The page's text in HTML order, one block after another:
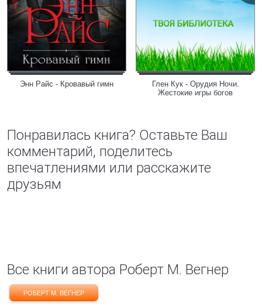
Энн Райс - Кровавый гимн
Глен Кук - Орудия Ночи.
Жестокие игры богов
Понравилась книга? Оставьте Ваш
комментарий, поделитесь
впечатлениями или расскажите
друзьям
Все книги автора Роберт М. Вегнер
РОБЕРТ М. ВЕГНЕР